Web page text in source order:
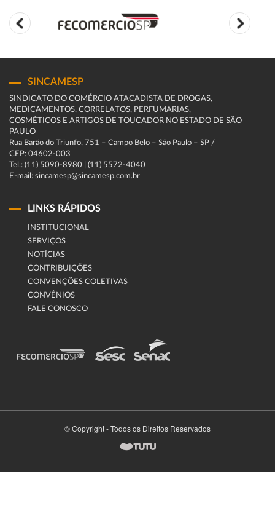
SINCAMESP
SINDICATO DO COMÉRCIO ATACADISTA DE DROGAS,
MEDICAMENTOS, CORRELATOS, PERFUMARIAS,
COSMÉTICOS E ARTIGOS DE TOUCADOR NO ESTADO DE SÃO
PAULO
Rua Barão do Triunfo, 751 – Campo Belo – São Paulo – SP /
CEP: 04602-003
Tel.: (11) 5090-8980 | (11) 5572-4040
E-mail: sincamesp@sincamesp.com.br
LINKS RÁPIDOS
INSTITUCIONAL
SERVIÇOS
NOTÍCIAS
CONTRIBUIÇÕES
CONVENÇÕES COLETIVAS
CONVÊNIOS
FALE CONOSCO
© Copyright - Todos os Direitos Reservados